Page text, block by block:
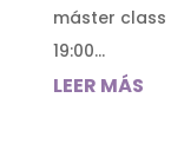
máster class
19:00...
LEER MÁS